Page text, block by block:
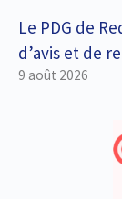
Le PDG de
d’avis et de
9 août 2026